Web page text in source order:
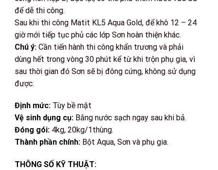
để dễ thi công.
Sau khi thi công Matit KL5 Aqua Gold, để khô 12 – 24
giờ mới tiếp tục phủ các lớp Sơn hoàn thiện khác.
Chú ý: Cần tiến hành thi công khẩn trương và phải
dùng hết trong vòng 30 phút kể từ khi trộn phụ gia, vì
sau thời gian đó Sơn sẽ bị đông cứng, không sử dụng
được.
​Định mức: Tùy bề mặt
Vệ sinh dụng cụ: Bằng nước sạch ngay sau khi bả.
Đóng gói: 4kg, 20kg/1thùng.
Thành phần chính: Bột Aqua, Sơn và phụ gia.
THÔNG SỐ KỸ THUẬT: